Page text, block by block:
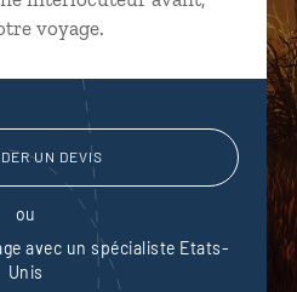
voyage.
UN DEVIS
ou
avec un spécialiste Etats-
Unis